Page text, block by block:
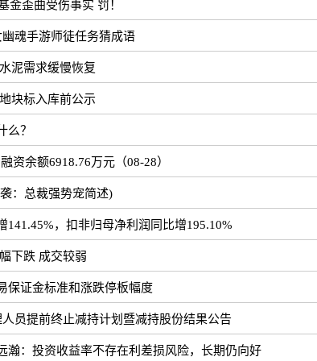
金歪曲受伤事实 罚！
魂手游师徒任务猜成语
泥需求缓慢恢复
块标入库前公示
么？
资余额6918.76万元（08-28）
：总裁强势宠简述)
，扣非归母净利润同比增195.10%
下跌 成交较弱
保证金标准和涨跌停板幅度
员提前终止减持计划暨减持股份结果公告
瀚：投资收益率不存在利差损风险，长期仍向好